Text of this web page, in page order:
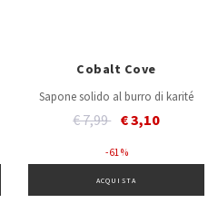
Cobalt Cove
Sapone solido al burro di karité
Price reduced from
€ 7,99to€ 3,10
- 61 %
ACQUISTA